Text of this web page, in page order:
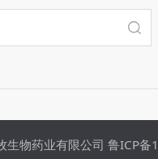
生物药业有限公司鲁ICP备